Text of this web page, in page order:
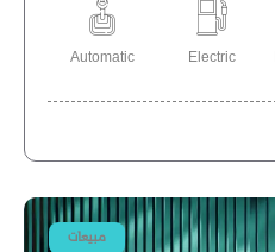
Electric
Automatic
مبيعات